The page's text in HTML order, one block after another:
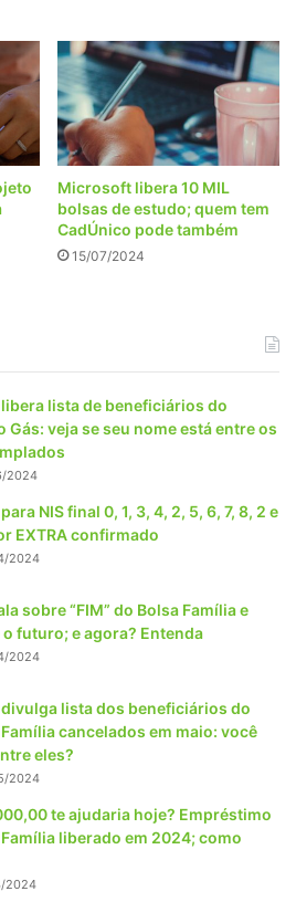
Microsoft libera 10 MIL
bolsas de estudo; quem tem
CadÚnico pode também
15/07/2024
libera lista de beneficiários do
Gás: veja se seu nome está entre os
2024
NIS final 0, 1, 3, 4, 2, 5, 6, 7, 8, 2 e
EXTRA confirmado
2024
sobre “FIM” do Bolsa Família e
futuro; e agora? Entenda
2024
divulga lista dos beneficiários do
cancelados em maio: você
eles?
2024
te ajudaria hoje? Empréstimo
liberado em 2024; como
2024